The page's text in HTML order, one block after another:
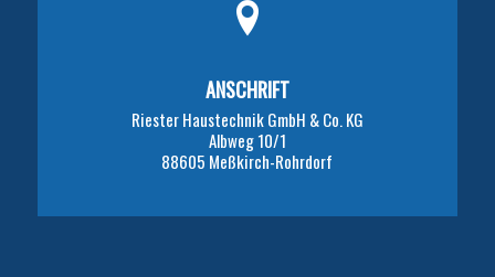
ANSCHRIFT
Riester Haustechnik GmbH & Co. KG
Albweg 10/1
88605 Meßkirch-Rohrdorf